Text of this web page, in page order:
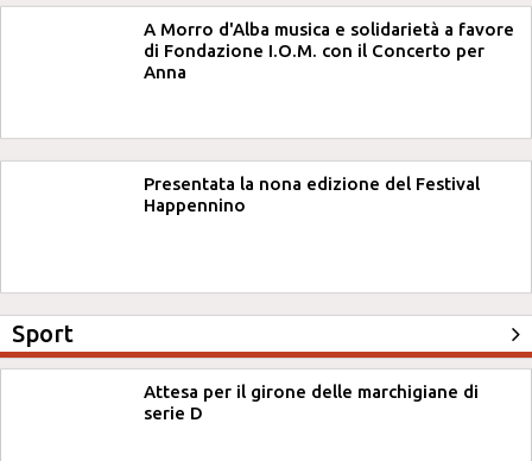
A Morro d'Alba musica e solidarietà a favore
di Fondazione I.O.M. con il Concerto per
Anna
Presentata la nona edizione del Festival
Happennino
Sport
Attesa per il girone delle marchigiane di
serie D